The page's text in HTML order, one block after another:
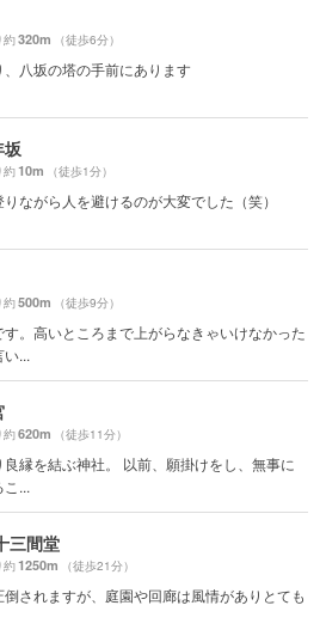
約320m （徒歩6分）
、八坂の塔の手前にあります
約10m （徒歩1分）
ながら人を避けるのが大変でした（笑）
約500m （徒歩9分）
。高いところまで上がらなきゃいけなかった
...
約620m （徒歩11分）
縁を結ぶ神社。 以前、願掛けをし、無事に
...
三間堂
約1250m （徒歩21分）
されますが、庭園や回廊は風情がありとても